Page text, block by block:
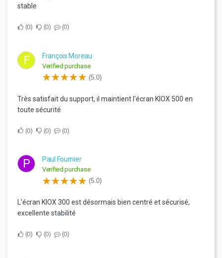
stable
0 0 0
F François Moreau
Verified purchase
(5.0)
Très satisfait du support, il maintient l'écran KIOX 500 en
toute sécurité
0 0 0
P Paul Fournier
Verified purchase
(5.0)
L'écran KIOX 300 est désormais bien centré et sécurisé,
excellente stabilité
0 0 0